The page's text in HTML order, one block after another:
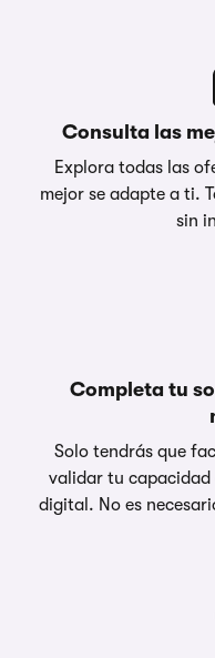
Consulta las
Explora todas las
mejor se adapte a ti.
sin
Completa tu
Solo tendrás que
validar tu capacidad
digital. No es